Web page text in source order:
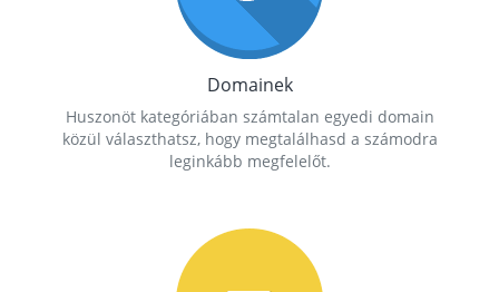
Domainek
Huszonöt kategóriában számtalan egyedi domain
közül választhatsz, hogy megtalálhasd a számodra
leginkább megfelelőt.